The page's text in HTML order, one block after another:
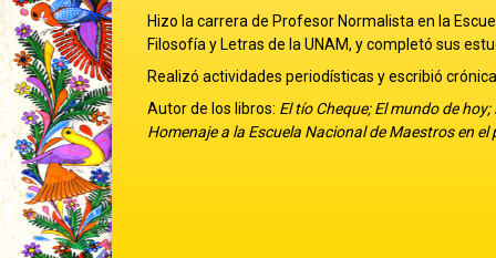
Hizo la carrera de Profesor Normalista en la
Filosofía y Letras de la UNAM, y completó sus
Realizó actividades periodísticas y escribió
Autor de los libros: El tío Cheque; El mundo de
Homenaje a la Escuela Nacional de Maestros en el